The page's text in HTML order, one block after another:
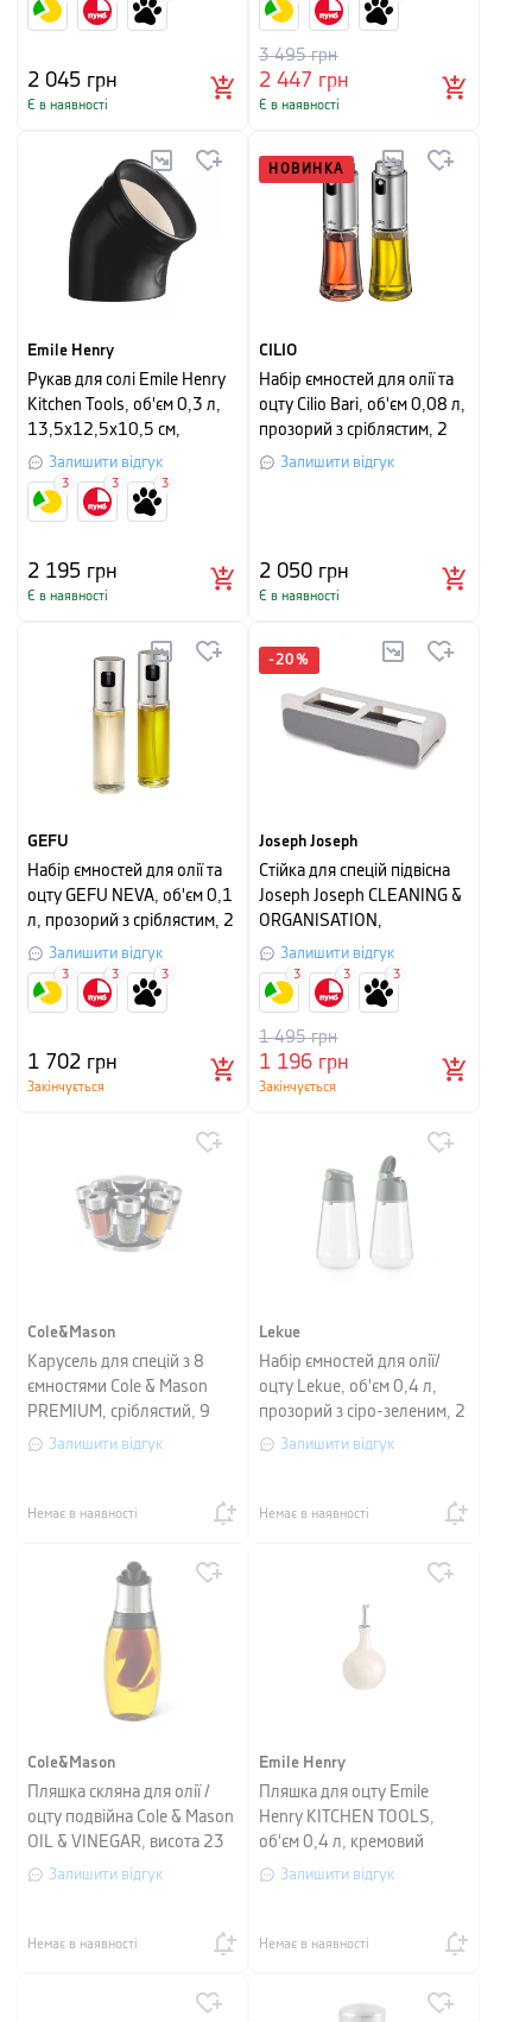
2 045 грн
Є в наявності
2 447 грн
3 495грн
Є в наявності
Emile Henry
Рукав для солі Emile Henry
Kitchen Tools, об'єм 0,3 л,
13,5х12,5х10,5 см,
чорний
Залишити відгук
2 195 грн
Є в наявності
3 3 3
НОВИНКА
CILIO
Набір ємностей для олії та
оцту Cilio Bari, об'єм 0,08 л,
прозорий з сріблястим, 2
шт Залишити відгук
2 050 грн
Є в наявності
GEFU
Набір ємностей для олії та
оцту GEFU NEVA, об'єм 0,1
л, прозорий з сріблястим, 2
шт. Залишити відгук
1 702 грн
Закінчується
3 3 3
-20 %
Joseph Joseph
Стійка для спецій підвісна
Joseph Joseph CLEANING &
ORGANISATION,
9x32x13,5 см, сірий
Залишити відгук
1 196 грн
1 495грн
Закінчується
3 3 3
Cole&Mason
Карусель для спецій з 8
ємностями Cole & Mason
PREMIUM, сріблястий, 9
предметів
Залишити відгук
Немає в наявності
Lekue
Набір ємностей для олії/
оцту Lekue, об'єм 0,4 л,
прозорий з сіро-зеленим, 2
шт. Залишити відгук
Немає в наявності
Cole&Mason
Пляшка скляна для олії /
оцту подвійна Cole & Mason
OIL & VINEGAR, висота 23
см, прозорий
Залишити відгук
Немає в наявності
Emile Henry
Пляшка для оцту Emile
Henry KITCHEN TOOLS,
об'єм 0,4 л, кремовий
Залишити відгук
Немає в наявності